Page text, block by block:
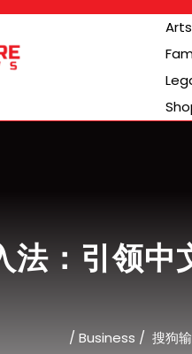
法：引领中
/ Business / 搜狗